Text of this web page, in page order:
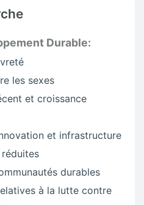
Durable:
les sexes
et croissance
et infrastructure
réduites
durables
à la lutte contre